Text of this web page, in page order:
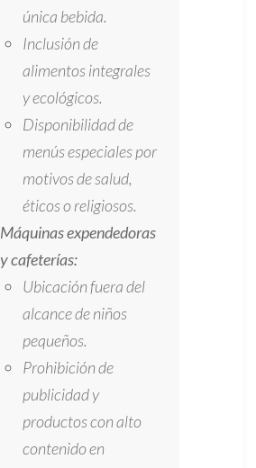
única bebida.
Inclusión de
alimentos integrales
y ecológicos.
Disponibilidad de
menús especiales por
motivos de salud,
éticos o religiosos.
Máquinas expendedoras
y cafeterías:
Ubicación fuera del
alcance de niños
pequeños.
Prohibición de
publicidad y
productos con alto
contenido en